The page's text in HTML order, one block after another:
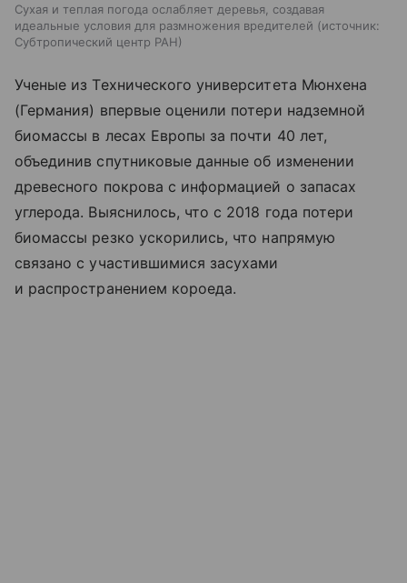
Сухая и теплая погода ослабляет деревья, создавая
идеальные условия для размножения вредителей
источник:
Субтропический центр РАН
Ученые из Технического университета Мюнхена
(Германия) впервые оценили потери надземной
биомассы в лесах Европы за почти 40 лет,
объединив спутниковые данные об изменении
древесного покрова с информацией о запасах
углерода. Выяснилось, что с 2018 года потери
биомассы резко ускорились, что напрямую
связано с участившимися засухами
и распространением короеда.